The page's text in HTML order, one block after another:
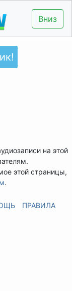
Вниз
на этой
этой страницы,
.
ПРАВИЛА